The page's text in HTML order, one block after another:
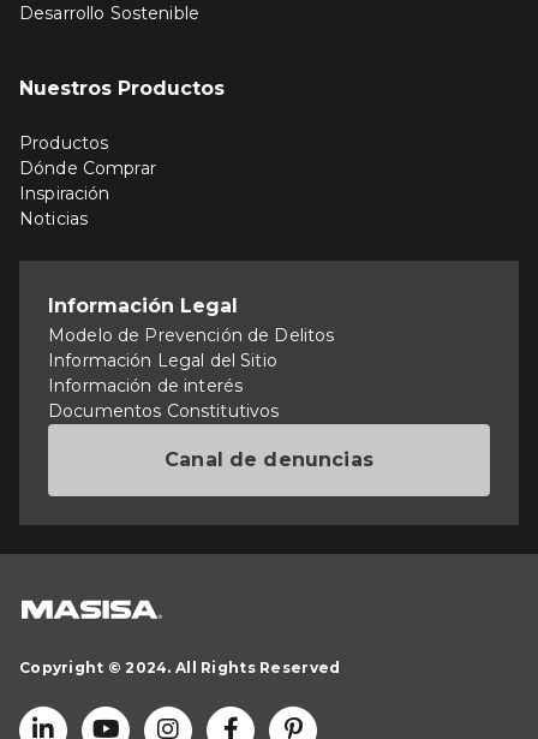
Desarrollo Sostenible
Nuestros Productos
Productos
Dónde Comprar
Inspiración
Noticias
Información Legal
Modelo de Prevención de Delitos
Información Legal del Sitio
Información de interés
Documentos Constitutivos
Canal de denuncias
Copyright © 2024. All Rights Reserved